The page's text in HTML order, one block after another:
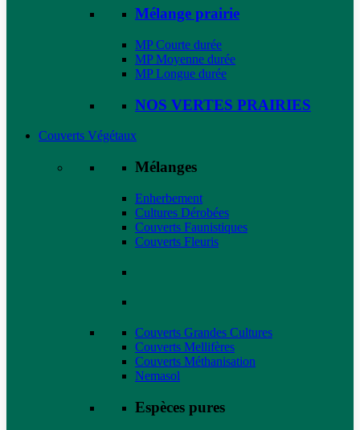
Mélange prairie
MP Courte durée
MP Moyenne durée
MP Longue durée
NOS VERTES PRAIRIES
Couverts Végétaux
Mélanges
Enherbement
Cultures Dérobées
Couverts Faunistiques
Couverts Fleuris
Couverts Grandes Cultures
Couverts Mellifères
Couverts Méthanisation
Nemasol
Espèces pures